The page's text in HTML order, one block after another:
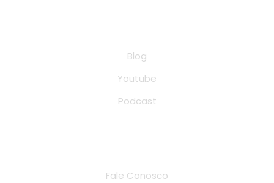
Blog
Youtube
Podcast
Fale Conosco